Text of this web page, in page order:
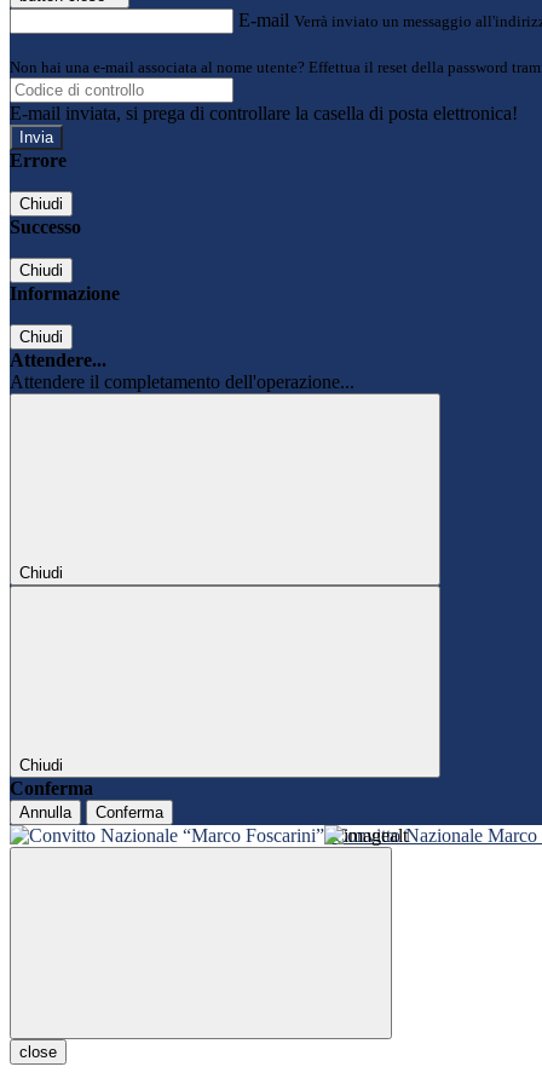
E-mail Verrà inviato un messaggio
Non hai una e-mail associata al nome utente? Effettua il reset della password
E-mail inviata, si prega di controllare la casella di posta elettronica!
Errore
Chiudi
Successo
Chiudi
Informazione
Chiudi
Attendere...
Attendere il completamento dell'operazione...
Chiudi
Chiudi
Conferma
Annulla Conferma
Convitto Nazionale Marco
close